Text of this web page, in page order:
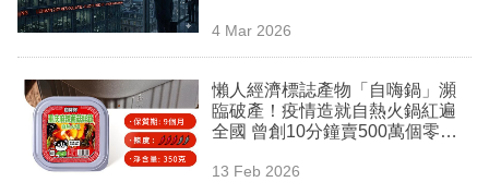
理
商
業
科
4 Mar 2026
懶人經濟標誌產物「自嗨鍋」瀕
臨破產！疫情造就自熱火鍋紅遍
全國 曾創10分鐘賣500萬個零售
13 Feb 2026